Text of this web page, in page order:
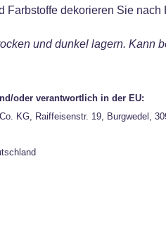
Farbstoffe dekorieren Sie
und dunkel lagern. Kann
oder verantwortlich in der EU:
KG, Raiffeisenstr. 19, Burgwedel,